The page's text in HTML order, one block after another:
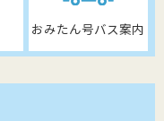
おみたん号バス案内